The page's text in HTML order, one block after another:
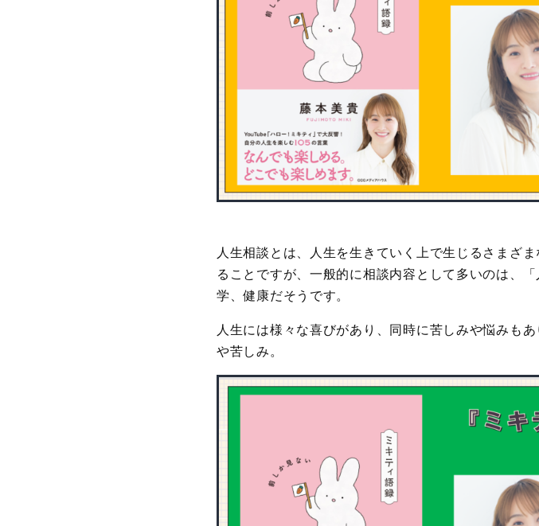
人生相談とは、人生を生きていく上で生じるさまざ
ることですが、一般的に相談内容として多いのは、
学、健康だそうです。
人生には様々な喜びがあり、同時に苦しみや悩みも
や苦しみ。